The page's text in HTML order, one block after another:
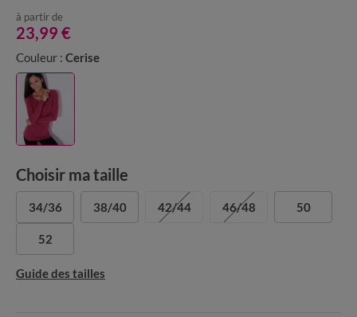
à partir de
23,99 €
Couleur : Cerise
Choisir ma taille
34/36 38/40 42/44 46/48 50
52
Guide des tailles